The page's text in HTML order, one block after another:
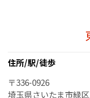
住所/駅/徒歩
〒336-0926
埼玉県さいたま市緑